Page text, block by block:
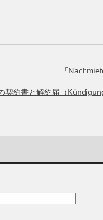
「
約書と解約届（Kündigung